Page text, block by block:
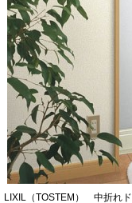
LIXIL（TOSTEM） 中折れ